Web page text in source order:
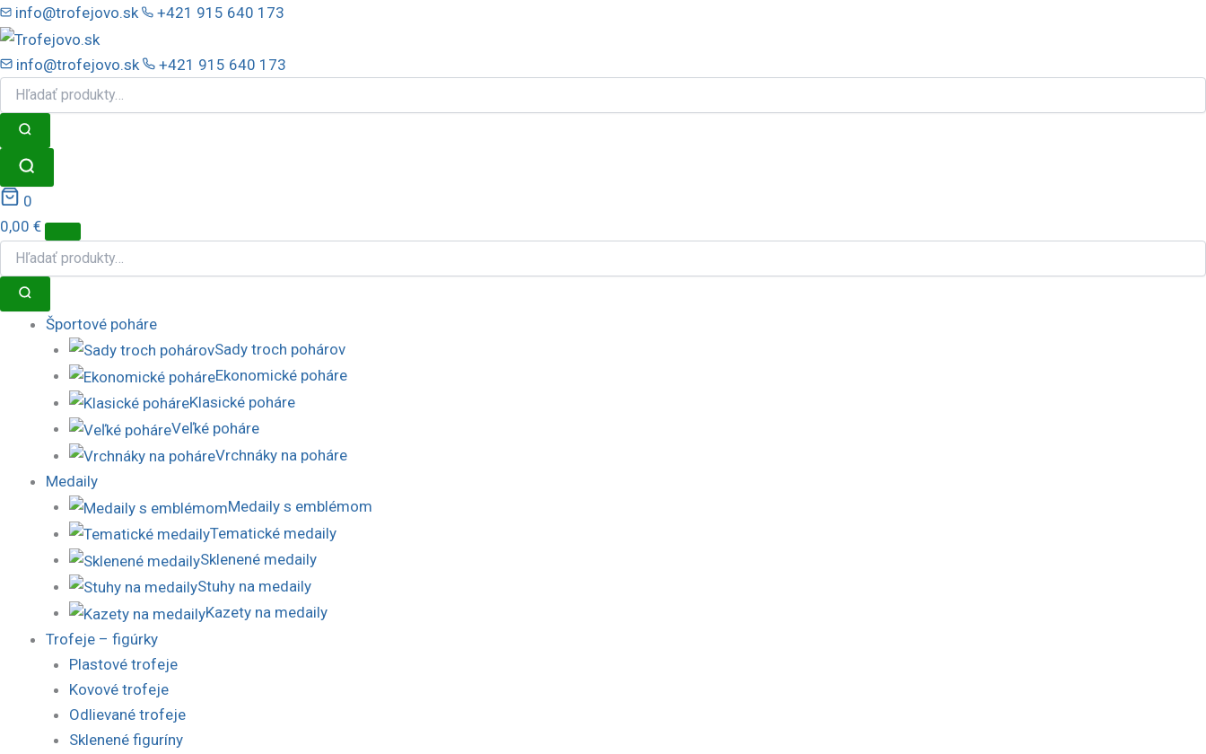
Preskočiť
na
obsah
info@trofejovo.sk +421 915 640 173
info@trofejovo.sk +421 915 640 173
0
0,00 €
Športové poháre
Sady troch pohárov
Ekonomické poháre
Klasické poháre
Veľké poháre
Vrchnáky na poháre
Medaily
Medaily s emblémom
Tematické medaily
Sklenené medaily
Stuhy na medaily
Kazety na medaily
Trofeje – figúrky
Plastové trofeje
Kovové trofeje
Odlievané trofeje
Sklenené figuríny